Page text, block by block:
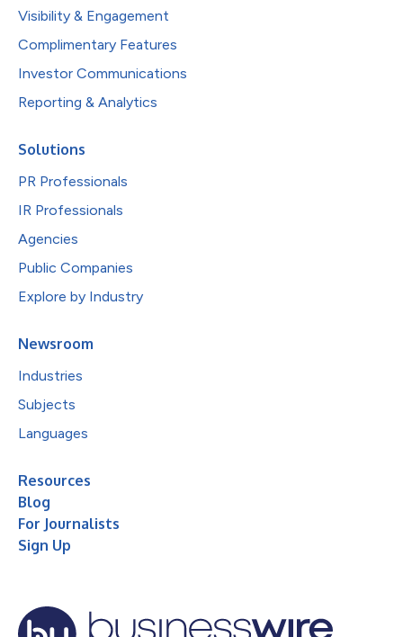
Visibility & Engagement
Complimentary Features
Investor Communications
Reporting & Analytics
Solutions
PR Professionals
IR Professionals
Agencies
Public Companies
Explore by Industry
Newsroom
Industries
Subjects
Languages
Resources
Blog
For Journalists
Sign Up